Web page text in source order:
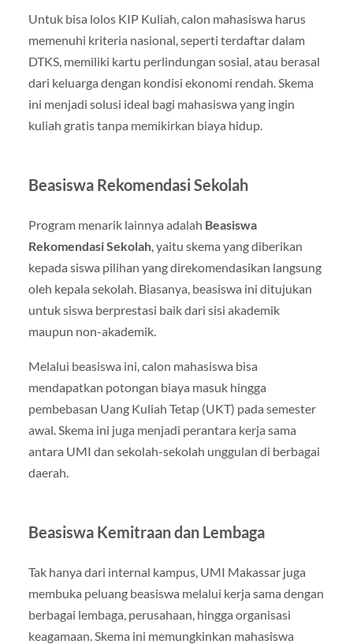
Untuk bisa lolos KIP Kuliah, calon mahasiswa harus
memenuhi kriteria nasional, seperti terdaftar dalam
DTKS, memiliki kartu perlindungan sosial, atau berasal
dari keluarga dengan kondisi ekonomi rendah. Skema
ini menjadi solusi ideal bagi mahasiswa yang ingin
kuliah gratis tanpa memikirkan biaya hidup.
Beasiswa Rekomendasi Sekolah
Program menarik lainnya adalah Beasiswa
Rekomendasi Sekolah, yaitu skema yang diberikan
kepada siswa pilihan yang direkomendasikan langsung
oleh kepala sekolah. Biasanya, beasiswa ini ditujukan
untuk siswa berprestasi baik dari sisi akademik
maupun non-akademik.
Melalui beasiswa ini, calon mahasiswa bisa
mendapatkan potongan biaya masuk hingga
pembebasan Uang Kuliah Tetap (UKT) pada semester
awal. Skema ini juga menjadi perantara kerja sama
antara UMI dan sekolah-sekolah unggulan di berbagai
daerah.
Beasiswa Kemitraan dan Lembaga
Tak hanya dari internal kampus, UMI Makassar juga
membuka peluang beasiswa melalui kerja sama dengan
berbagai lembaga, perusahaan, hingga organisasi
keagamaan. Skema ini memungkinkan mahasiswa